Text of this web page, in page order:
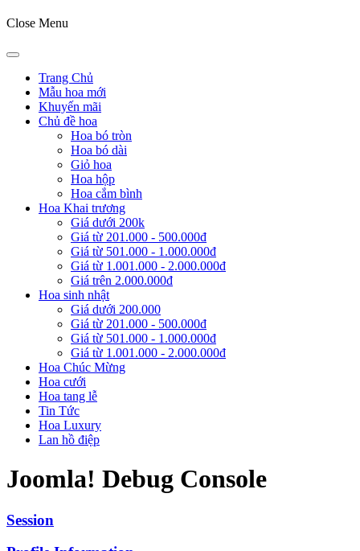
Close Menu
Trang Chủ
Mẫu hoa mới
Khuyến mãi
Chủ đề hoa
Hoa bó tròn
Hoa bó dài
Giỏ hoa
Hoa hộp
Hoa cắm bình
Hoa Khai trương
Giá dưới 200k
Giá từ 201.000 - 500.000đ
Giá từ 501.000 - 1.000.000đ
Giá từ 1.001.000 - 2.000.000đ
Giá trên 2.000.000đ
Hoa sinh nhật
Giá dưới 200.000
Giá từ 201.000 - 500.000đ
Giá từ 501.000 - 1.000.000đ
Giá từ 1.001.000 - 2.000.000đ
Hoa Chúc Mừng
Hoa cưới
Hoa tang lễ
Tin Tức
Hoa Luxury
Lan hồ điệp
Joomla! Debug Console
Session